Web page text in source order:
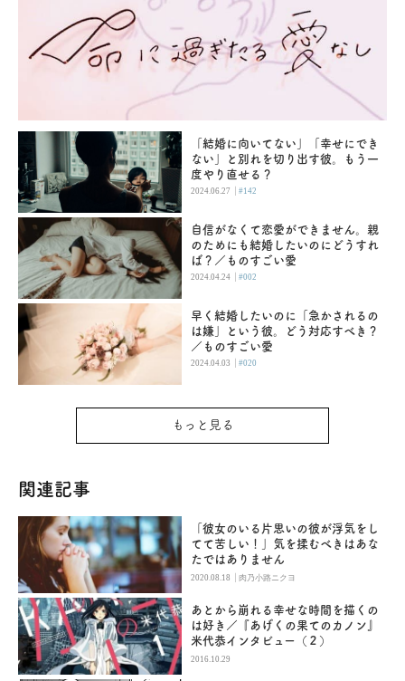
「結婚に向いてない」「幸せにでき
ない」と別れを切り出す彼。もう一
度やり直せる？
2024.06.27 |#142
自信がなくて恋愛ができません。親
のためにも結婚したいのにどうすれ
ば？／ものすごい愛
2024.04.24 |#002
早く結婚したいのに「急かされるの
は嫌」という彼。どう対応すべき？
／ものすごい愛
2024.04.03 |#020
もっと見る
関連記事
「彼女のいる片思いの彼が浮気をし
てて苦しい！」気を揉むべきはあな
たではありません
2020.08.18 |肉乃小路ニクヨ
あとから崩れる幸せな時間を描くの
は好き／『あげくの果てのカノン』
米代恭インタビュー（２）
2016.10.29